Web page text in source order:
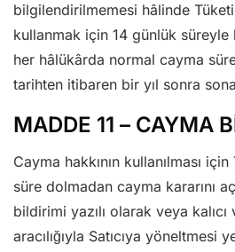
bilgilendirilmemesi hâlinde
kullanmak için 14 günlük süreyle
her hâlükârda normal cayma
tarihten itibaren bir yıl sonra
MADDE 11 – CAYMA
Cayma hakkının kullanılması
süre dolmadan cayma kararını
bildirimi yazılı olarak veya kalıcı
aracılığıyla Satıcıya yöneltmesi